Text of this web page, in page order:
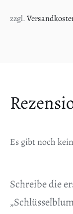
zzgl.
Es gibt noch
Schreibe die